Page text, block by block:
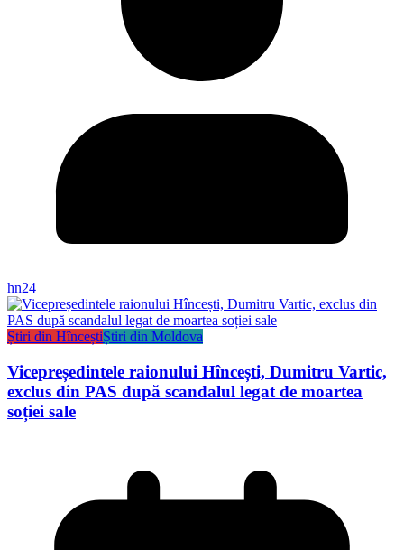
hn24
Știri din HînceștiȘtiri din Moldova
Vicepreședintele raionului Hîncești, Dumitru Vartic,
exclus din PAS după scandalul legat de moartea
soției sale